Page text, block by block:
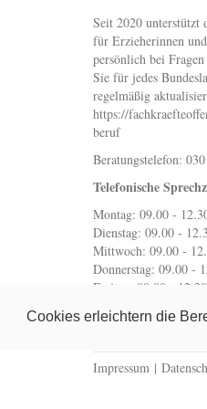
Cookies erleichtern die
Seit 2020 unterstützt
für Erzieherinnen
persönlich bei
Sie für jedes
regelmäßig
https://
beruf
Beratungstelefon:
Telefonische
Montag: 09.00 -
Dienstag: 09.00 -
Mittwoch: 09.00 -
Donnerstag: 09.00 -
Freitag: 09.00 - 12.30
Impressum |